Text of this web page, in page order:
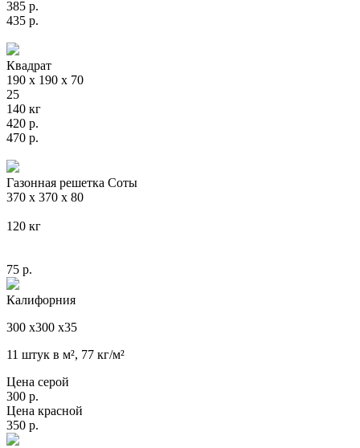
385 р.
435 р.
Квадрат
190 х 190 х 70
25
140 кг
420 р.
470 р.
Газонная решетка Соты
370 х 370 х 80
120 кг
75 р.
Калифорния
300 х300 х35
11 штук в м², 77 кг/м²
Цена серой
300 р.
Цена красной
350 р.